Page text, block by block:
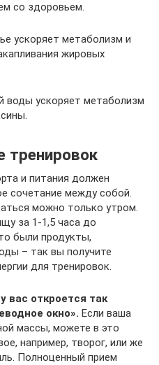
со здоровьем.
ускоряет метаболизм и
жировых
воды ускоряет метаболизм
тренировок
и питания должен
сочетание между собой.
можно только утром.
за 1-1,5 часа до
были продукты,
– так вы получите
для тренировок.
вас откроется так
окно». Если ваша
массы, можете в это
например, творог, или же
Полноценный прием